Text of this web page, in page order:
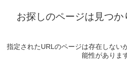
お探しのページは見つか
指定されたURLのページは存在しない
能性がありま